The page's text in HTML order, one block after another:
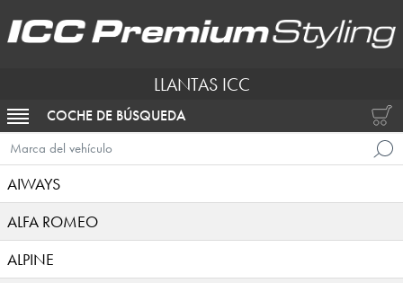
LLANTAS ICC
ACTIVAR NAVEGACIÓN
COCHE DE BÚSQUEDA
Marca del vehículo
AIWAYS
ALFA ROMEO
ALPINE